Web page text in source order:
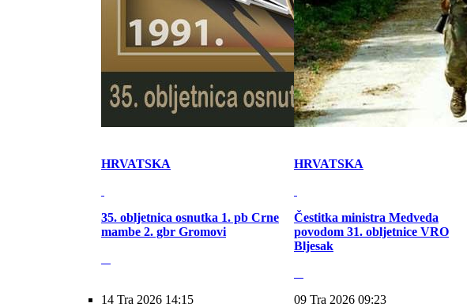
HRVATSKA
35. obljetnica osnutka 1. pb Crne
mambe 2. gbr Gromovi
HRVATSKA
Čestitka ministra Medveda
povodom 31. obljetnice VRO
Bljesak
14 Tra 2026 14:15 09 Tra 2026 09:23